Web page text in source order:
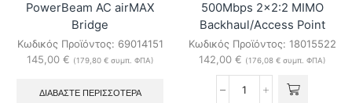
PowerBeam AC airMAX
Bridge
Κωδικός Προϊόντος: 69014151
145,00 € (179,80 €συμπ. ΦΠΑ)
ΔΙΑΒΆΣΤΕ ΠΕΡΙΣΣΌΤΕΡΑ
500Mbps 2×2:2 MIMO
Backhaul/Access Point
Κωδικός Προϊόντος: 18015522
142,00 € (176,08 €συμπ. ΦΠΑ)
Mimosa